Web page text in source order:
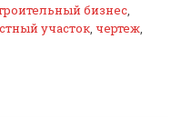
бизнес,
участок, чертеж,